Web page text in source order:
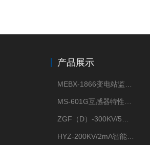
产品展示